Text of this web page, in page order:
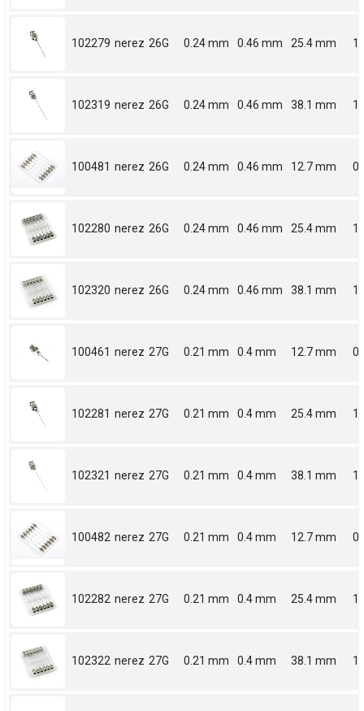
102279 nerez 26G 0.24 mm 0.46 mm 25.4 mm 1
102319 nerez 26G 0.24 mm 0.46 mm 38.1 mm
100481 nerez 26G 0.24 mm 0.46 mm 12.7 mm
102280 nerez 26G 0.24 mm 0.46 mm 25.4 mm 1
102320 nerez 26G 0.24 mm 0.46 mm 38.1 mm
100461 nerez 27G 0.21 mm 0.4 mm 12.7 mm
102281 nerez 27G 0.21 mm 0.4 mm 25.4 mm 1
102321 nerez 27G 0.21 mm 0.4 mm 38.1 mm
100482 nerez 27G 0.21 mm 0.4 mm 12.7 mm
102282 nerez 27G 0.21 mm 0.4 mm 25.4 mm 1
102322 nerez 27G 0.21 mm 0.4 mm 38.1 mm